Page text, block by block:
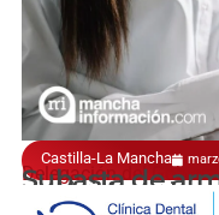
Castilla-La Mancha
Delegación del
Subasta de